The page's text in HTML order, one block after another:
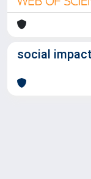
social impact